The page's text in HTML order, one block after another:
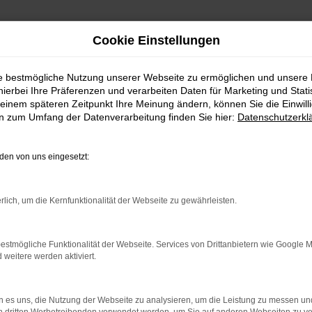
| Lieferservice nach Freudenstadt
| Lieferservice
– IHR
suchen, empfehlen wir Ihnen einen Škoda Kodiaq
sich längst auf dem Weg zu einem Klassiker.
für Freudenstadt im Autohaus Daub kaufen,
sind erst dann zufrieden, wenn keinerlei Mängel mehr
Cookie Einstellungen
bestmögliche Nutzung unserer Webseite zu ermöglichen und unsere
Ihre Präferenzen und verarbeiten Daten für Marketing und
späteren Zeitpunkt Ihre Meinung ändern, können Sie die
zum Umfang der Datenverarbeitung finden Sie hier:
von uns eingesetzt:
um die Kernfunktionalität der Webseite zu gewährleisten.
Funktionalität der Webseite. Services von Drittanbietern wie Google
weitere werden aktiviert.
es uns, die Nutzung der Webseite zu analysieren, um die Leistung zu messen